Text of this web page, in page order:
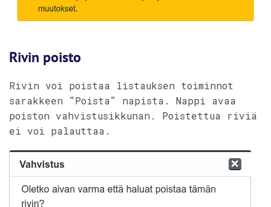
Rivin poisto
Rivin voi poistaa listauksen toiminnot
sarakkeen ”Poista” napista. Nappi avaa
poiston vahvistusikkunan. Poistettua riviä
ei voi palauttaa.